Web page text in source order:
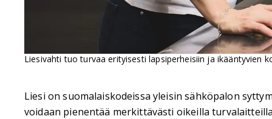
Liesivahti tuo turvaa erityisesti lapsiperheisiin ja ikääntyvien
Liesi on suomalaiskodeissa yleisin sähköpalon
voidaan pienentää merkittävästi oikeilla